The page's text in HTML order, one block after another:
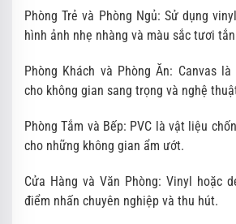
Phòng Trẻ và Phòng Ngủ: Sử dụng
hình ảnh nhẹ nhàng và màu sắc tươi
Phòng Khách và Phòng Ăn: Canvas
cho không gian sang trọng và nghệ
Phòng Tắm và Bếp: PVC là vật liệu
cho những không gian ẩm ướt.
Cửa Hàng và Văn Phòng: Vinyl hoặc
điểm nhấn chuyên nghiệp và thu hút.